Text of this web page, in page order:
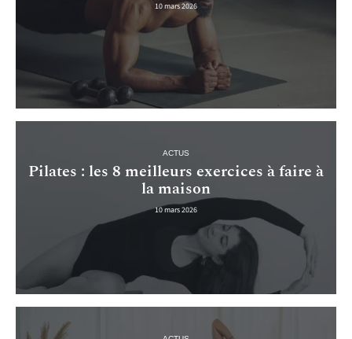
10 mars 2026
ACTUS
Pilates : les 8 meilleurs exercices à faire à
la maison
10 mars 2026